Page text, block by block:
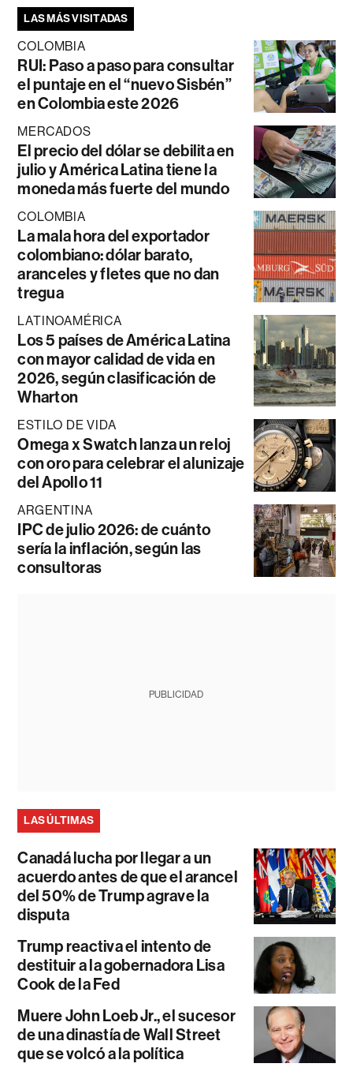
LAS MÁS VISITADAS
COLOMBIA
RUI: Paso a paso para consultar
el puntaje en el “nuevo Sisbén”
en Colombia este 2026
MERCADOS
El precio del dólar se debilita en
julio y América Latina tiene la
moneda más fuerte del mundo
COLOMBIA
La mala hora del exportador
colombiano: dólar barato,
aranceles y fletes que no dan
tregua
LATINOAMÉRICA
Los 5 países de América Latina
con mayor calidad de vida en
2026, según clasificación de
Wharton
ESTILO DE VIDA
Omega x Swatch lanza un reloj
con oro para celebrar el alunizaje
del Apollo 11
ARGENTINA
IPC de julio 2026: de cuánto
sería la inflación, según las
consultoras
PUBLICIDAD
LAS ÚLTIMAS
Canadá lucha por llegar a un
acuerdo antes de que el arancel
del 50% de Trump agrave la
disputa
Trump reactiva el intento de
destituir a la gobernadora Lisa
Cook de la Fed
Muere John Loeb Jr., el sucesor
de una dinastía de Wall Street
que se volcó a la política